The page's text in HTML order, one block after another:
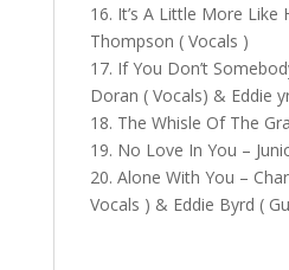
16. It’s A Little More Like
Thompson ( Vocals )
17. If You Don’t
Doran ( Vocals) & Eddie
18. The Whisle Of The
19. No Love In You –
20. Alone With You –
Vocals ) & Eddie Byrd (